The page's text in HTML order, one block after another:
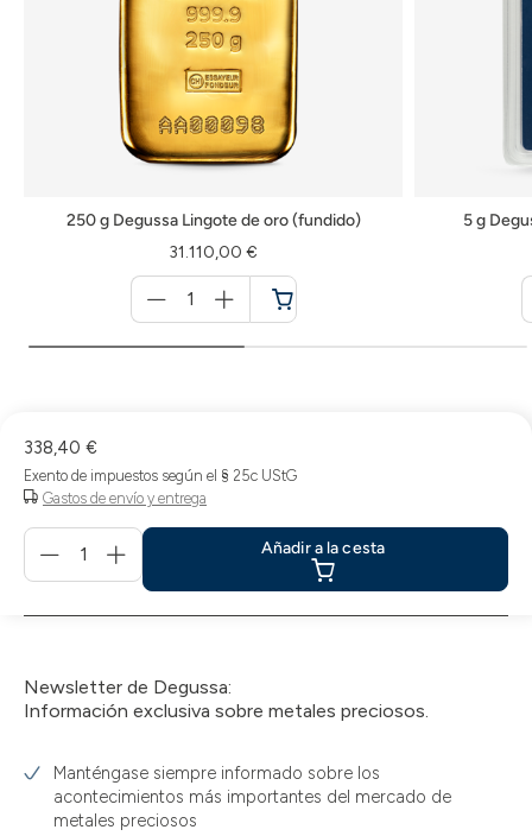
250 g Degussa Lingote de oro (fundido)
31.110,00 €
für
Cesta
de
5 g
338,40 €
Exento de impuestos según el § 25c UStG
Gastos de envío y entrega
Añadir
la
Añadir a la cesta
Newsletter de Degussa:
Información exclusiva sobre metales preciosos.
Manténgase siempre informado sobre los
acontecimientos más importantes del mercado de
metales preciosos